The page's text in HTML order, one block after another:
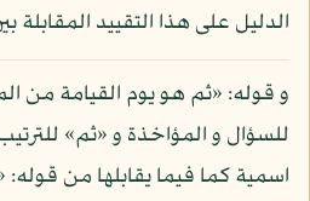
الدليل على هذا التقييد المقابلة
و قوله: «ثم هو يوم القيامة من
للسؤال و المؤاخذة و «ثم»
اسمية كما فيما يقابلها من قوله: